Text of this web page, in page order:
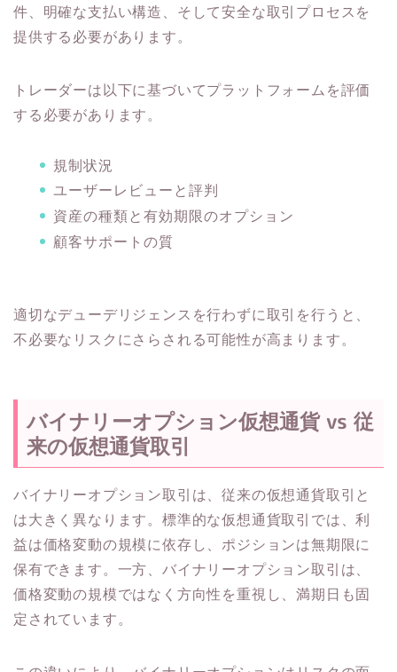
件、明確な支払い構造、そして安全な取引プロセスを
提供する必要があります。
トレーダーは以下に基づいてプラットフォームを評価
する必要があります。
規制状況
ユーザーレビューと評判
資産の種類と有効期限のオプション
顧客サポートの質
適切なデューデリジェンスを行わずに取引を行うと、
不必要なリスクにさらされる可能性が高まります。
バイナリーオプション仮想通貨 vs 従
来の仮想通貨取引
バイナリーオプション取引は、従来の仮想通貨取引と
は大きく異なります。標準的な仮想通貨取引では、利
益は価格変動の規模に依存し、ポジションは無期限に
保有できます。一方、バイナリーオプション取引は、
価格変動の規模ではなく方向性を重視し、満期日も固
定されています。